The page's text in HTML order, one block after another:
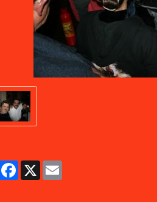
Facebook
X